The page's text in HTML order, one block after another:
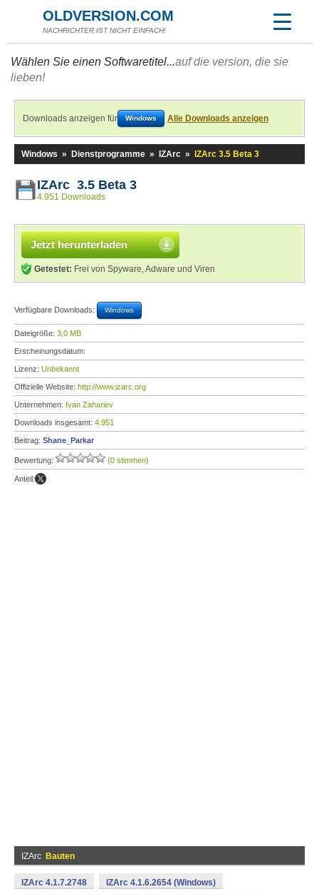
OLDVERSION.COM
NACHRICHTER IST NICHT EINFACH!
Wählen Sie einen Softwaretitel...auf die version, die sie
lieben!
Downloads anzeigen für Windows Alle Downloads anzeigen
Windows » Dienstprogramme » IZArc » IZArc 3.5 Beta 3
IZArc 3.5 Beta 3
4.951 Downloads
Jetzt herunterladen
Getestet: Frei von Spyware, Adware und Viren
Verfügbare Downloads: Windows
Dateigröße: 3,0 MB
Erscheinungsdatum:
Lizenz: Unbekannt
Offizielle Website: http://www.izarc.org
Unternehmen: Ivan Zahariev
Downloads insgesamt: 4.951
Beitrag: Shane_Parkar
Bewertung: (0 stimmen)
Anteil:
IZArc Bauten
IZArc 4.1.7.2748 IZArc 4.1.6.2654 (Windows)